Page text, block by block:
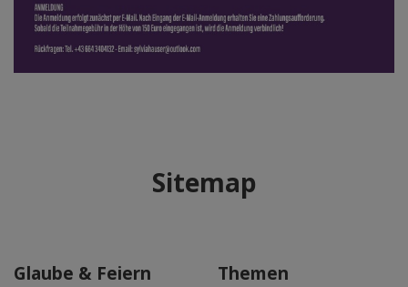
Sitemap
Glaube & Feiern Themen